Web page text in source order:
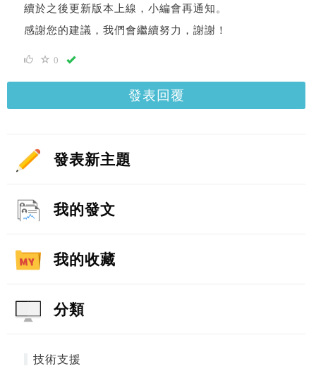
續於之後更新版本上線，小編會再通知。
感謝您的建議，我們會繼續努力，謝謝！
0
發表回覆
發表新主題
我的發文
我的收藏
分類
技術支援